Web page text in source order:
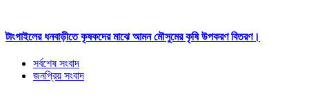
টাংগাইলের ধনবাড়ীতে কৃষকদের মাঝে আমন মৌসুমের কৃষি উপকরণ বিতরণ।
সর্বশেষ সংবাদ
জনপ্রিয় সংবাদ